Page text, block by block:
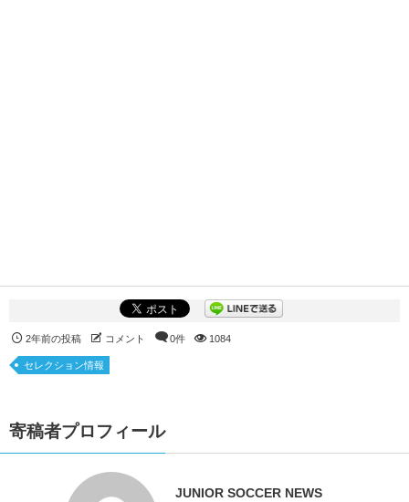
2年前の投稿 コメント 0件 1084
セレクション情報
寄稿者プロフィール
JUNIOR SOCCER NEWS